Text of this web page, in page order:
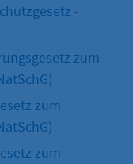
-
zum
zum
zum